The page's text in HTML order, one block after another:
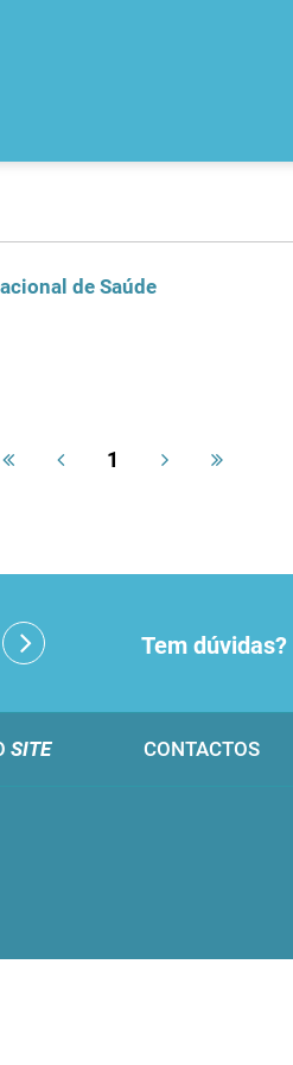
de Saúde
1
Tem dúvidas?
SITE CONTACTOS